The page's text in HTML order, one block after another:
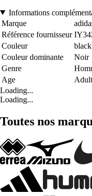
Informations
Marque
Référence fournisseur
Couleur
black
Couleur dominante
Noir
Genre
Age
Loading...
Loading...
Toutes nos